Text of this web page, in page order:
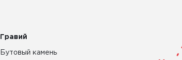
Гравий
Бутовый камень